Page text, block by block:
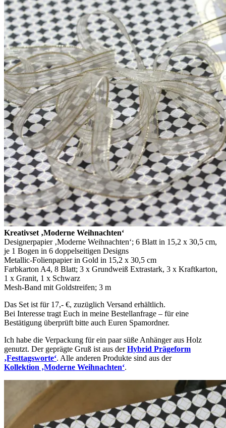
Kreativset ‚Moderne Weihnachten‘
Designerpapier ‚Moderne Weihnachten‘; 6 Blatt in 15,2 x 30,5 cm,
je 1 Bogen in 6 doppelseitigen Designs
Metallic-Folienpapier in Gold in 15,2 x 30,5 cm
Farbkarton A4, 8 Blatt; 3 x Grundweiß Extrastark, 3 x Kraftkarton,
1 x Granit, 1 x Schwarz
Mesh-Band mit Goldstreifen; 3 m
Das Set ist für 17,- €, zuzüglich Versand erhältlich.
Bei Interesse tragt Euch in meine Bestellanfrage – für eine
Bestätigung überprüft bitte auch Euren Spamordner.
Ich habe die Verpackung für ein paar süße Anhänger aus Holz
genutzt. Der geprägte Gruß ist aus derHybrid Prägeform
‚Festtagsworte‘. Alle anderen Produkte sind aus der
Kollektion ‚Moderne Weihnachten‘.